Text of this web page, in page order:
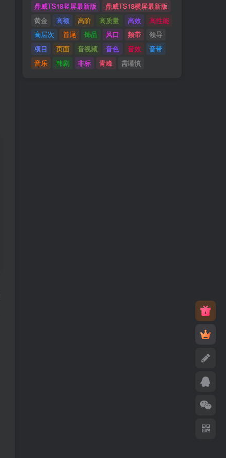
鼎威TS18竖屏最新版
鼎威TS18横屏最新版
黄金
高额 高阶 高质量 高效
高性能
高层次
首尾 饰品 风口 频带
领导
项目
页面 音视频 音色 音效
音带
音乐
韩剧 非标 青峰 需谨慎